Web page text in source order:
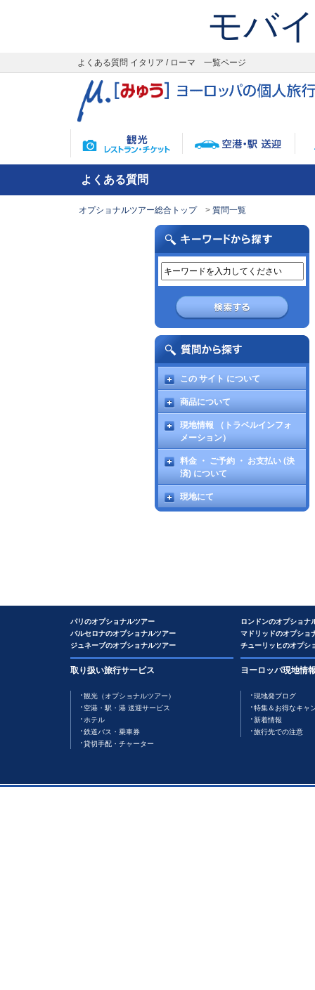
モバ
よくある質問 イタリア / ローマ 一覧ページ
よくある質問
オプショナルツアー総合トップ 質問一覧
この サイト について
商品について
現地情報 （トラベルインフォ
メーション）
料金 ・ ご予約 ・ お支払い (決
済) について
現地にて
パリのオプショナルツアー
バルセロナのオプショナルツアー
ジュネーブのオプショナルツアー
ロンドンのオプショナ
マドリッドのオプショ
チューリッヒのオプシ
取り扱い旅行サービス
観光（オプショナルツアー）
空港・駅・港 送迎サービス
ホテル
鉄道バス・乗車券
貸切手配・チャーター
ヨーロッパ現地情
現地発ブログ
特集＆お得なキャ
新着情報
旅行先での注意